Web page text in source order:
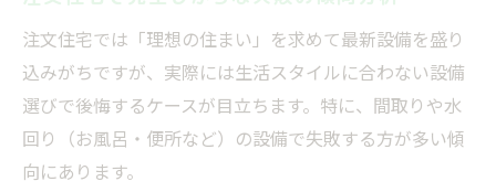
注文住宅では「理想の住まい」を求めて最新設備を盛り
込みがちですが、実際には生活スタイルに合わない設備
選びで後悔するケースが目立ちます。特に、間取りや水
回り（お風呂・便所など）の設備で失敗する方が多い傾
向にあります。